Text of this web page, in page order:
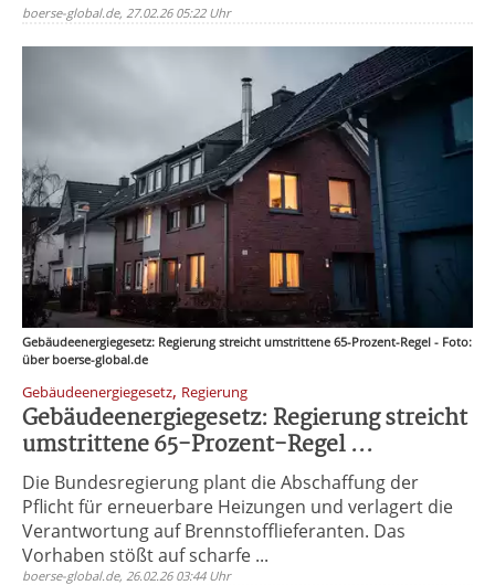
boerse-global.de, 27.02.26 05:22 Uhr
Gebäudeenergiegesetz: Regierung streicht umstrittene 65-Prozent-Regel - Foto:
über boerse-global.de
Gebäudeenergiegesetz, Regierung
Gebäudeenergiegesetz: Regierung streicht
umstrittene 65-Prozent-Regel ...
Die Bundesregierung plant die Abschaffung der
Pflicht für erneuerbare Heizungen und verlagert die
Verantwortung auf Brennstofflieferanten. Das
Vorhaben stößt auf scharfe ...
boerse-global.de, 26.02.26 03:44 Uhr